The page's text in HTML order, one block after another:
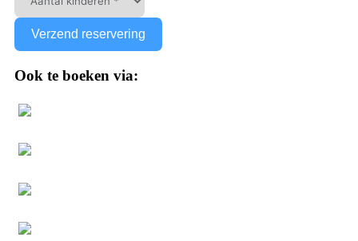
Verzend reservering
Ook te boeken via: